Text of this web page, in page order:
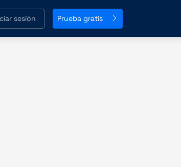
sesión Prueba gratis